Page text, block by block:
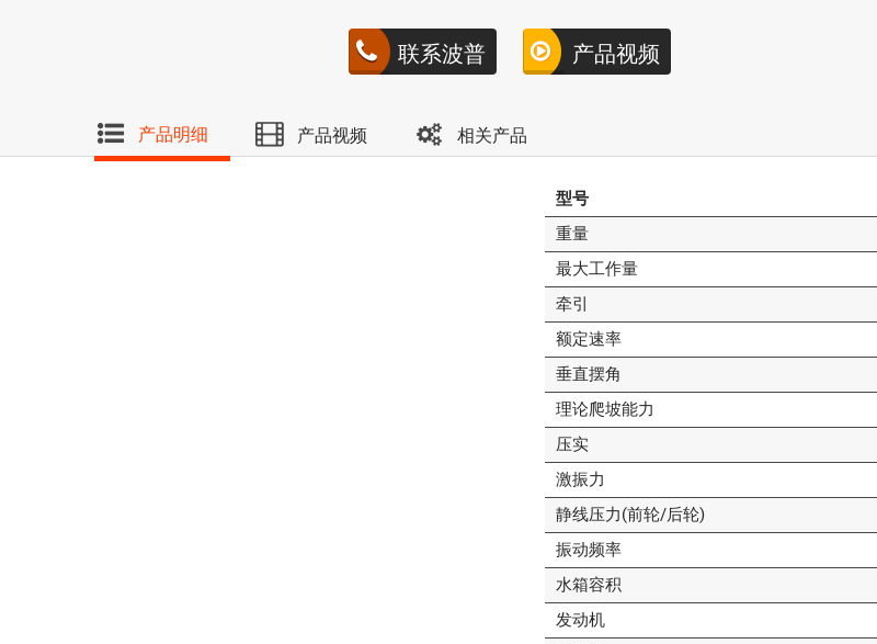
联系波普 产品视频
产品明细 产品视频 相关产品
型号
重量
最大工作量
牵引
额定速率
垂直摆角
理论爬坡能力
压实
激振力
静线压力(前轮/后轮)
振动频率
水箱容积
发动机